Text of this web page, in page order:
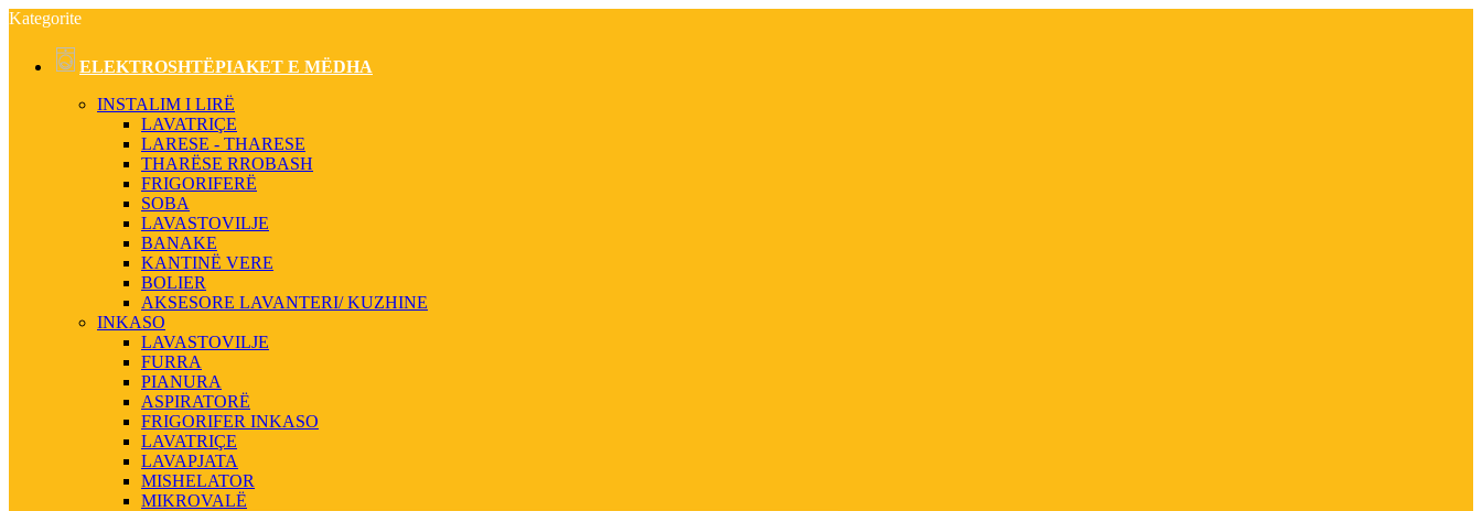
Kategorite
ELEKTROSHTËPIAKET E MËDHA
INSTALIM I LIRË
LAVATRIÇE
LARESE - THARESE
THARËSE RROBASH
FRIGORIFERË
SOBA
LAVASTOVILJE
BANAKE
KANTINË VERE
BOLIER
AKSESORE LAVANTERI/ KUZHINE
INKASO
LAVASTOVILJE
FURRA
PIANURA
ASPIRATORË
FRIGORIFER INKASO
LAVATRIÇE
LAVAPJATA
MISHELATOR
MIKROVALË